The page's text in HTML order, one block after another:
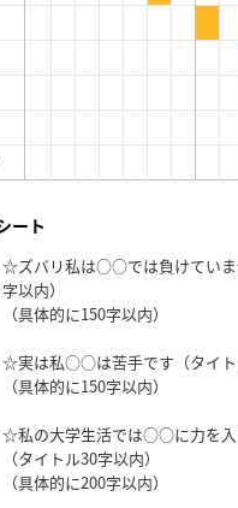
ート
☆ズバリ私は○○では負けていま
字以内）
（具体的に150字以内）
☆実は私○○は苦手です（タイト
（具体的に150字以内）
☆私の大学生活では○○に力を入
（タイトル30字以内）
（具体的に200字以内）